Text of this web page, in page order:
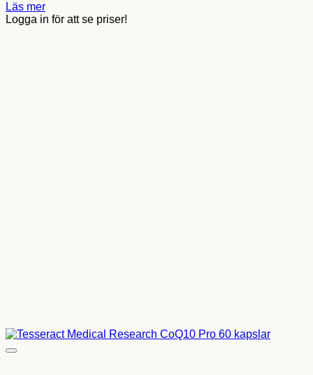
Läs mer
Logga in för att se priser!